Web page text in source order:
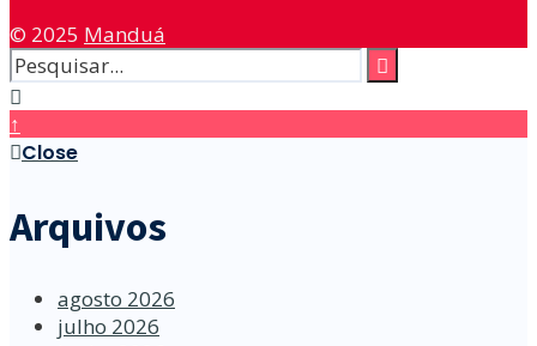
© 2025 Manduá
↑
Close
Arquivos
agosto 2026
julho 2026